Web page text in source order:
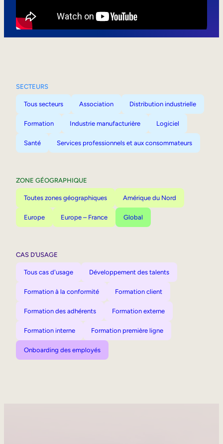
SECTEURS
Tous secteurs Association Distribution industrielle
Formation Industrie manufacturière Logiciel
Santé Services professionnels et aux consommateurs
ZONE GÉOGRAPHIQUE
Toutes zones géographiques Amérique du Nord
Europe Europe – France Global
CAS D’USAGE
Tous cas d'usage Développement des talents
Formation à la conformité Formation client
Formation des adhérents Formation externe
Formation interne Formation première ligne
Onboarding des employés